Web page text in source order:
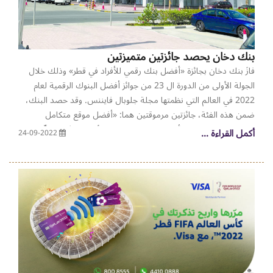
والشركات الزميلة التي تزاول ذات النشاط ، ليصل إجمالي الصكوك
الصادرة هذا العام إلى 5.251 مليار جنيه. جدير بالذكر أن إجمالي
إصدارات السندات والصكوك التي حصلت على موافقة الهيئة العامة
للرقابة المالية في جمهورية مصر العربية خلال العام 2022 قد سجلت
حوالي 16.410 مليار جنيه مصري.
بنك دخان يحصد جائزتين متميزتين
فازَ بنك دخان بجائزة «أفضل بنك رقمي للأفراد في قطر» وذلك خلال
الجولة الأولى من الدورة ال 23 من جوائز أفضل البنوك الرقمية لعام
2022 في العالم التي نظمتها مجلة جلوبال فايننس. وقد حصد البنك،
ضمن هذه الفئة، جائزتين مرموقتين هما: «أفضل موقع متكامل
للخدمات المصرفية للأفراد» و»البنك الرقمي الأكثر ابتكارًا». ويؤكّد هذا
الفوز الجديد على مكانة بنك دخان كمؤسسة مصرفية عريقة تحتل سدة
الريادة في القطاع المصرفي الرقمي في قطر. وفي الوقت نفسه، فهو
يُمثل كل تقدير لطاقات البنك وقدراته بأن يتقدمَ على المنافسة
المتزايدة في هذه الصناعة عبر تطبيق أحدث التقنيات العالمية التي من
شأنها أن تُعززَ القطاع باتجاه آفاق أكثر تطورًا وخدمة رفيعة المستوى.
هذا وقد تم اختيار بنك دخان لهذا الفوز المُميز من قِبل لجنة من الخبراء
العالميين في الصناعة المصرفية، والذين استندوا في بناء اختيارهم على
معايير ارتكزت على فاعلية استراتيجيته في جذب العملاء التواقين إلى
خدمات رقمية مُبتكرة، ونجاحاته في حمل العملاء على استخدام منتجاته
أكمل القراءة ...